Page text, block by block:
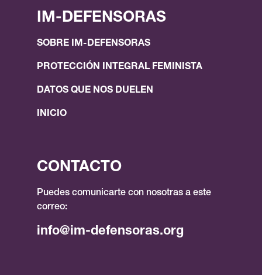
IM-DEFENSORAS
SOBRE IM-DEFENSORAS
PROTECCIÓN INTEGRAL FEMINISTA
DATOS QUE NOS DUELEN
INICIO
CONTACTO
Puedes comunicarte con nosotras a este
correo:
info@im-defensoras.org